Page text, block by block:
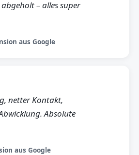
– alles super
aus Google
netter Kontakt,
Absolute
aus Google